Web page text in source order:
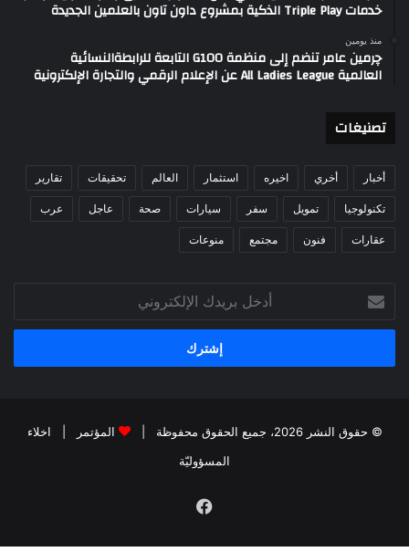
خدمات Triple Play الذكية بمشروع داون تاون بالعلمين الجديدة
منذ يومين
چرمين عامر تنضم إلى منظمة G100 التابعة للرابطةالنسائية
العالمية All Ladies League عن الإعلام الرقمي والتجارة الإلكترونية
تصنيغات
أخبار أخري اخيره استثمار العالم تحقيقات تقارير
تكنولوجيا تمويل سفر سيارات صحة عاجل عرب
عقارات فنون مجتمع منوعات
بريدك
الإلكتروني
© حقوق النشر 2026، جميع الحقوق محفوظة | المؤتمر
اخلاء
المسؤوليّة
فيسبوك